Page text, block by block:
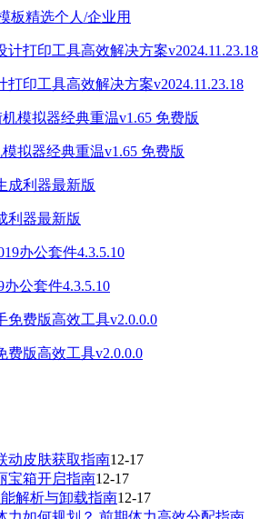
板精选个人/企业用
打印工具高效解决方案v2024.11.23.18
模拟器经典重温v1.65 免费版
利器最新版
办公套件4.3.5.10
费版高效工具v2.0.0.0
动皮肤获取指南12-17
宝箱开启指南12-17
解析与卸载指南12-17